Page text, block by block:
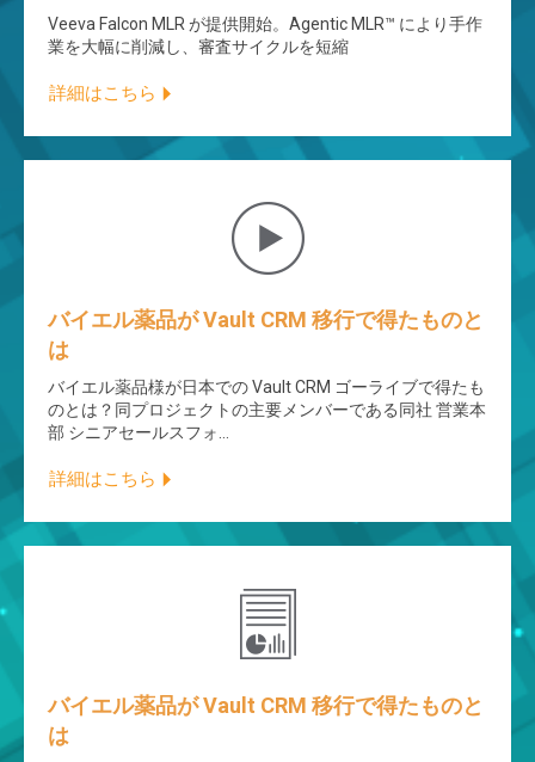
Veeva Falcon MLR が提供開始。Agentic MLR™ により手作
業を大幅に削減し、審査サイクルを短縮
詳細はこちら
バイエル薬品が Vault CRM 移行で得たものと
は
バイエル薬品様が日本での Vault CRM ゴーライブで得たも
のとは？同プロジェクトの主要メンバーである同社 営業本
部 シニアセールスフォ…
詳細はこちら
バイエル薬品が Vault CRM 移行で得たものと
は